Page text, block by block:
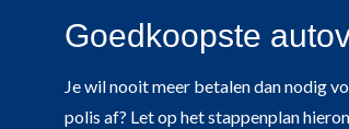
Goedkoopste
Je wil nooit meer betalen dan nodig
polis af? Let op het stappenplan